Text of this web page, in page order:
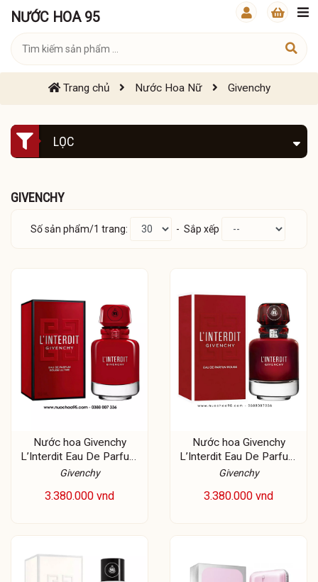
NƯỚC HOA 95
Trang chủ Nước Hoa Nữ Givenchy
LỌC
GIVENCHY
Số sản phẩm/1 trang: - Sắp xếp
Nước hoa Givenchy
L’Interdit Eau De Parfum
Rouge Ultime
Givenchy
3.380.000 vnd
Nước hoa Givenchy
L’Interdit Eau De Parfum
Rouge
Givenchy
3.380.000 vnd